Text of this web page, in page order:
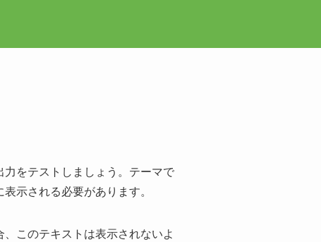
をテストしましょう。テーマで
示される必要があります。
このテキストは表示されないよ